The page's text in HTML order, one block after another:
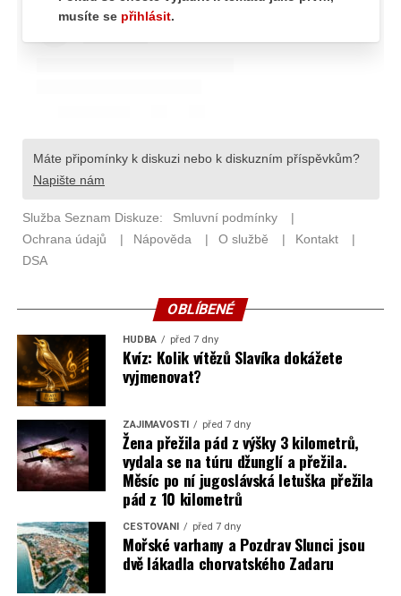
OBLÍBENÉ
HUDBA před 7 dny
Kvíz: Kolik vítězů Slavíka dokážete
vyjmenovat?
ZAJÍMAVOSTI před 7 dny
Žena přežila pád z výšky 3 kilometrů,
vydala se na túru džunglí a přežila.
Měsíc po ní jugoslávská letuška přežila
pád z 10 kilometrů
CESTOVÁNÍ před 7 dny
Mořské varhany a Pozdrav Slunci jsou
dvě lákadla chorvatského Zadaru